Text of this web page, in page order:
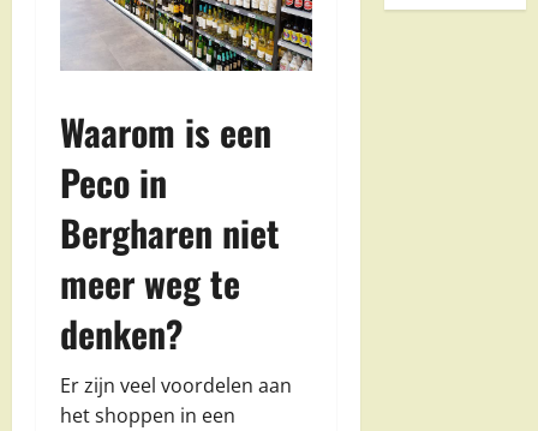
Waarom is een
Peco in
Bergharen niet
meer weg te
denken?
Er zijn veel voordelen aan
het shoppen in een